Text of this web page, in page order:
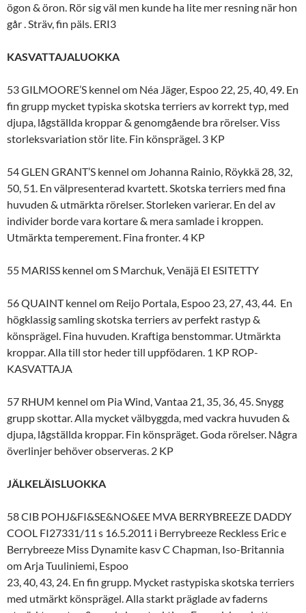
ögon & öron. Rör sig väl men kunde ha lite mer resning när hon
går . Sträv, fin päls. ERI3
KASVATTAJALUOKKA
53 GILMOORE’S kennel om Néa Jäger, Espoo 22, 25, 40, 49. En
fin grupp mycket typiska skotska terriers av korrekt typ, med
djupa, lågställda kroppar & genomgående bra rörelser. Viss
storleksvariation stör lite. Fin könsprägel. 3 KP
54 GLEN GRANT’S kennel om Johanna Rainio, Röykkä 28, 32,
50, 51. En välpresenterad kvartett. Skotska terriers med fina
huvuden & utmärkta rörelser. Storleken varierar. En del av
individer borde vara kortare & mera samlade i kroppen.
Utmärkta temperement. Fina fronter. 4 KP
55 MARISS kennel om S Marchuk, Venäjä EI ESITETTY
56 QUAINT kennel om Reijo Portala, Espoo 23, 27, 43, 44. En
högklassig samling skotska terriers av perfekt rastyp &
könsprägel. Fina huvuden. Kraftiga benstommar. Utmärkta
kroppar. Alla till stor heder till uppfödaren. 1 KP ROP-
KASVATTAJA
57 RHUM kennel om Pia Wind, Vantaa 21, 35, 36, 45. Snygg
grupp skottar. Alla mycket välbyggda, med vackra huvuden &
djupa, lågställda kroppar. Fin könspräget. Goda rörelser. Några
överlinjer behöver observeras. 2 KP
JÄLKELÄISLUOKKA
58 CIB POHJ&FI&SE&NO&EE MVA BERRYBREEZE DADDY
COOL FI27331/11 s 16.5.2011 i Berrybreeze Reckless Eric e
Berrybreeze Miss Dynamite kasv C Chapman, Iso-Britannia
om Arja Tuuliniemi, Espoo
23, 40, 43, 24. En fin grupp. Mycket rastypiska skotska terriers
med utmärkt könsprägel. Alla starkt präglade av faderns